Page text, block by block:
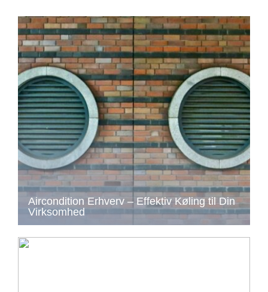
Aircondition Erhverv – Effektiv Køling til Din
Virksomhed